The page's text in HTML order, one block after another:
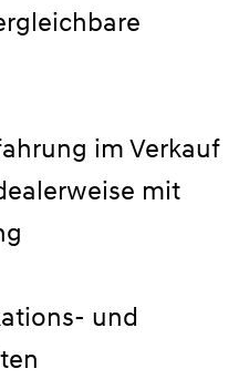
im Verkauf
mit
und